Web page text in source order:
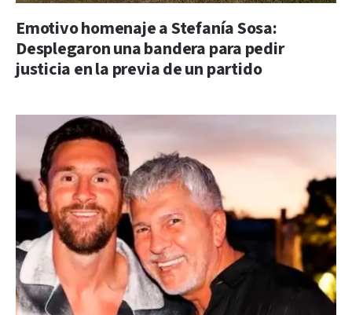
Emotivo homenaje a Stefanía Sosa:
Desplegaron una bandera para pedir
justicia en la previa de un partido